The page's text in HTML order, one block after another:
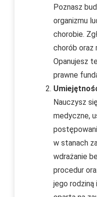
Poznasz
organizmu
chorobie.
chorób oraz
Opanujesz
prawne
Nauczysz
medyczne,
w stanach
wdrażanie
procedur
jego rodziną